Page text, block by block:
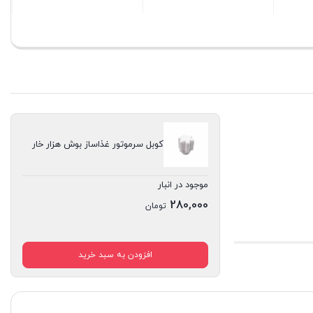
کوبل سرموتور غذاساز بوش هزار خار
موجود در انبار
280,000 تومان
افزودن به سبد خرید